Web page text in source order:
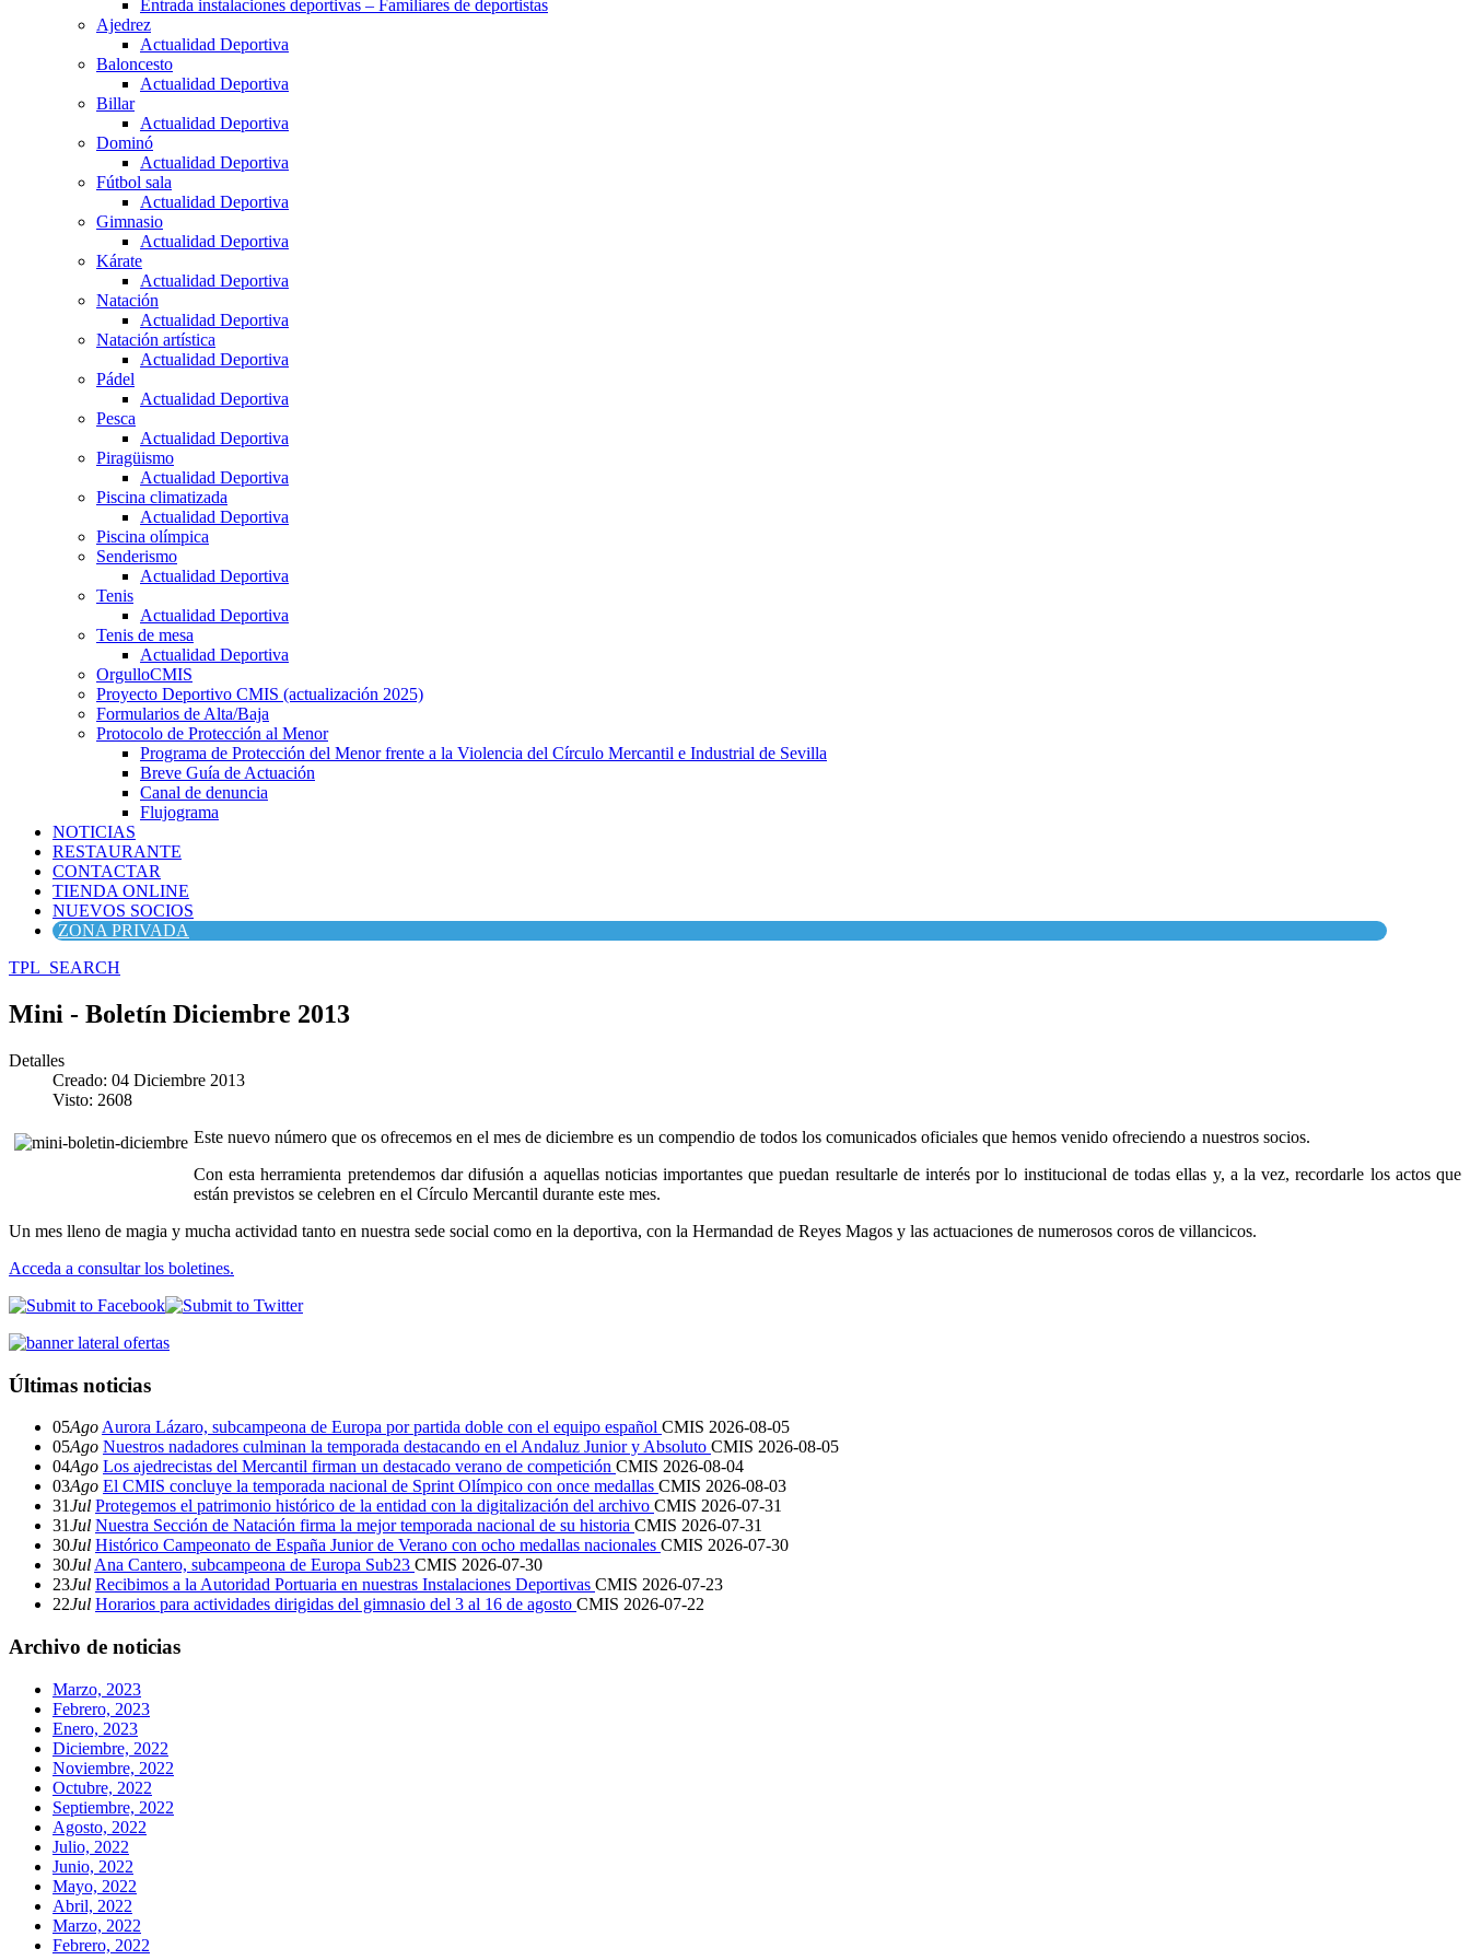
Entrada instalaciones deportivas – Familiares de deportistas
Ajedrez
Actualidad Deportiva
Baloncesto
Actualidad Deportiva
Billar
Actualidad Deportiva
Dominó
Actualidad Deportiva
Fútbol sala
Actualidad Deportiva
Gimnasio
Actualidad Deportiva
Kárate
Actualidad Deportiva
Natación
Actualidad Deportiva
Natación artística
Actualidad Deportiva
Pádel
Actualidad Deportiva
Pesca
Actualidad Deportiva
Piragüismo
Actualidad Deportiva
Piscina climatizada
Actualidad Deportiva
Piscina olímpica
Senderismo
Actualidad Deportiva
Tenis
Actualidad Deportiva
Tenis de mesa
Actualidad Deportiva
OrgulloCMIS
Proyecto Deportivo CMIS (actualización 2025)
Formularios de Alta/Baja
Protocolo de Protección al Menor
Programa de Protección del Menor frente a la Violencia del Círculo Mercantil e Industrial de Sevilla
Breve Guía de Actuación
Canal de denuncia
Flujograma
NOTICIAS
RESTAURANTE
CONTACTAR
TIENDA ONLINE
NUEVOS SOCIOS
ZONA PRIVADA
TPL_SEARCH
Mini - Boletín Diciembre 2013
Detalles
Creado: 04 Diciembre 2013
Visto: 2608
Este nuevo número que os ofrecemos en el mes de diciembre es un compendio de todos los comunicados oficiales que hemos venido ofreciendo a nuestros socios.
Con esta herramienta pretendemos dar difusión a aquellas noticias importantes que puedan resultarle de interés por lo institucional de todas ellas y, a la vez, recordarle los actos que
están previstos se celebren en el Círculo Mercantil durante este mes.
Un mes lleno de magia y mucha actividad tanto en nuestra sede social como en la deportiva, con la Hermandad de Reyes Magos y las actuaciones de numerosos coros de villancicos.
Acceda a consultar los boletines.
Últimas noticias
05Ago Aurora Lázaro, subcampeona de Europa por partida doble con el equipo español CMIS 2026-08-05
05Ago Nuestros nadadores culminan la temporada destacando en el Andaluz Junior y Absoluto CMIS 2026-08-05
04Ago Los ajedrecistas del Mercantil firman un destacado verano de competición CMIS 2026-08-04
03Ago El CMIS concluye la temporada nacional de Sprint Olímpico con once medallas CMIS 2026-08-03
31Jul Protegemos el patrimonio histórico de la entidad con la digitalización del archivo CMIS 2026-07-31
31Jul Nuestra Sección de Natación firma la mejor temporada nacional de su historia CMIS 2026-07-31
30Jul Histórico Campeonato de España Junior de Verano con ocho medallas nacionales CMIS 2026-07-30
30Jul Ana Cantero, subcampeona de Europa Sub23 CMIS 2026-07-30
23Jul Recibimos a la Autoridad Portuaria en nuestras Instalaciones Deportivas CMIS 2026-07-23
22Jul Horarios para actividades dirigidas del gimnasio del 3 al 16 de agosto CMIS 2026-07-22
Archivo de noticias
Marzo, 2023
Febrero, 2023
Enero, 2023
Diciembre, 2022
Noviembre, 2022
Octubre, 2022
Septiembre, 2022
Agosto, 2022
Julio, 2022
Junio, 2022
Mayo, 2022
Abril, 2022
Marzo, 2022
Febrero, 2022